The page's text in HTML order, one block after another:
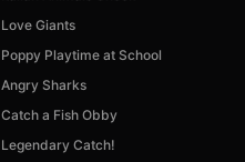
Love Giants
Poppy Playtime at School
Angry Sharks
Catch a Fish Obby
Legendary Catch!